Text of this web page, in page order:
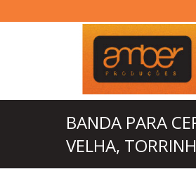
BANDA PARA
VELHA,